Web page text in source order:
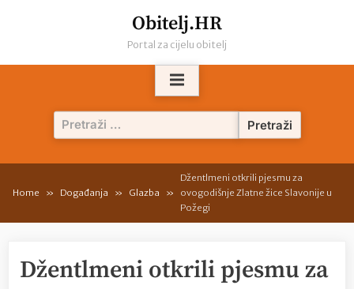
Obitelj.HR
Portal za cijelu obitelj
Pretraži:
Home Događanja Glazba
Džentlmeni otkrili pjesmu za
ovogodišnje Zlatne žice Slavonije u
Požegi
Džentlmeni otkrili pjesmu za